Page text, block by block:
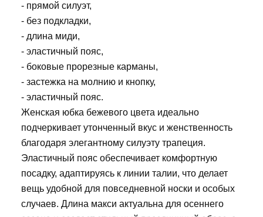
- прямой силуэт,
- без подкладки,
- длина миди,
- эластичный пояс,
- боковые прорезные карманы,
- застежка на молнию и кнопку,
- эластичный пояс.
Женская юбка бежевого цвета идеально
подчеркивает утонченный вкус и женственность
благодаря элегантному силуэту трапеция.
Эластичный пояс обеспечивает комфортную
посадку, адаптируясь к линии талии, что делает
вещь удобной для повседневной носки и особых
случаев. Длина макси актуальна для осеннего